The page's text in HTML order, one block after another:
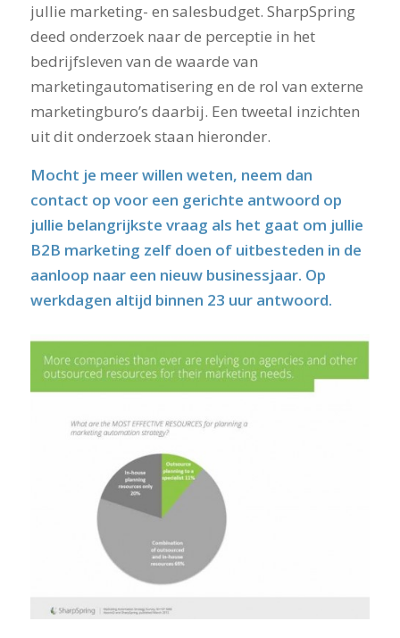
jullie marketing- en salesbudget. SharpSpring
deed onderzoek naar de perceptie in het
bedrijfsleven van de waarde van
marketingautomatisering en de rol van externe
marketingburo’s daarbij. Een tweetal inzichten
uit dit onderzoek staan hieronder.
Mocht je meer willen weten, neem dan
contact op voor een gerichte antwoord op
jullie belangrijkste vraag als het gaat om jullie
B2B marketing zelf doen of uitbesteden in de
aanloop naar een nieuw businessjaar. Op
werkdagen altijd binnen 23 uur antwoord.